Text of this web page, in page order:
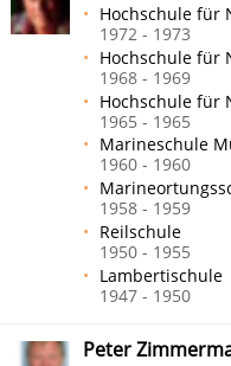
Hochschule für
1972 - 1973
Hochschule für
1968 - 1969
Hochschule für
1965 - 1965
Marineschule
1960 - 1960
1958 - 1959
Reilschule
1950 - 1955
Lambertischule
1947 - 1950
Peter